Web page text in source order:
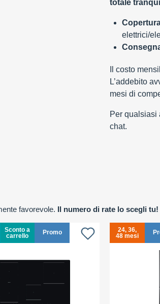
totale
elettrici/
Il costo
L’addebito
mesi di
Per qualsiasi
chat.
favorevole. Il numero di rate lo scegli tu!
Sconto a
carrello
Promo
24, 36,
48 mesi